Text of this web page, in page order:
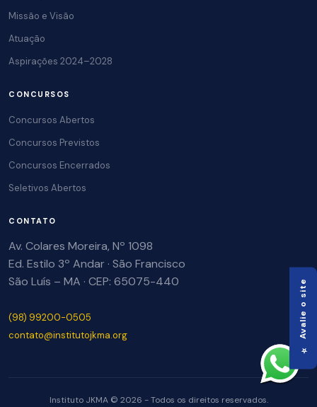
Missão e Visão
Atuação
Aspirações 2024–2028
CONCURSOS
Concursos Abertos
Concursos Previstos
Concursos Encerrados
Seletivos Abertos
CONTATO
Av. Colares Moreira, Nº 1098
Ed. Estilo 3º Andar · São Francisco
São Luís – MA · CEP: 65075-440
(98) 99200-0505
contato@institutojkma.org
Instituto JKMA © 2026 - Todos os direitos reservados.
⭐ Avalie o site